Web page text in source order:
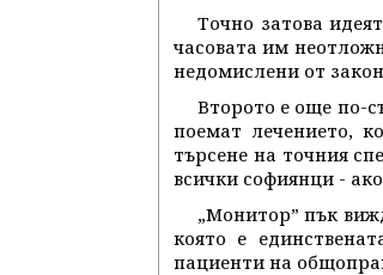
Точно затова
часовата им
недомислени от
Второто е още по-
поемат лечението,
търсене на точния
всички софиянци -
„Монитор” пък
която е
пациенти на